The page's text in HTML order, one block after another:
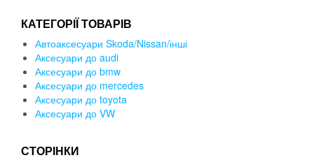
КАТЕГОРІЇ ТОВАРІВ
Автоаксесуари Skoda/Nissan/інші
Аксесуари до audi
Аксесуари до bmw
Аксесуари до mercedes
Аксесуари до toyota
Аксесуари до VW
СТОРІНКИ